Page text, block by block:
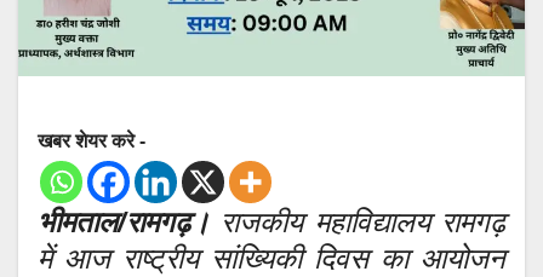
खबर शेयर करे -
भीमताल/रामगढ़। राजकीय महाविद्यालय रामगढ़
में आज राष्ट्रीय सांख्यिकी दिवस का आयोजन